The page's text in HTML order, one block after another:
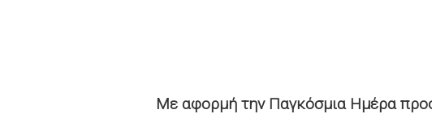
Με αφορμή την Παγκόσμια Ημέρα